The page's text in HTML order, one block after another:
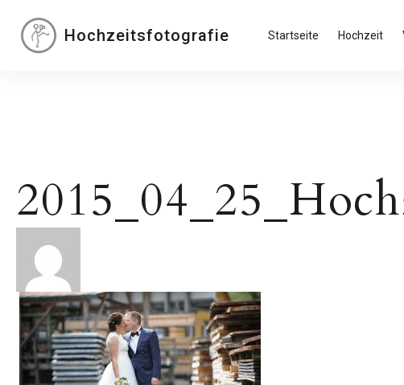
überspringenHochzeitsfotografie Startseite Hochzeit
Beitragsnavigation